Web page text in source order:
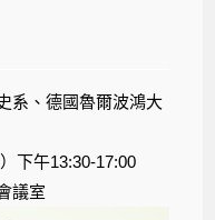
系、德國魯爾波鴻大
下午13:30-17:00
議室